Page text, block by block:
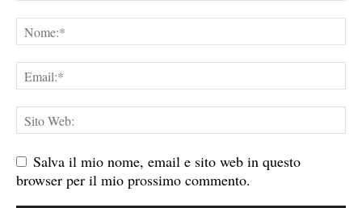
Salva il mio nome, email e sito web in questo
browser per il mio prossimo commento.